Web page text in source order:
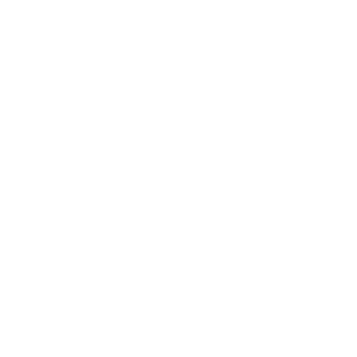
wurden. Das patentierte System MiS Micro-
weniger Betreuungsaufwand besteht: